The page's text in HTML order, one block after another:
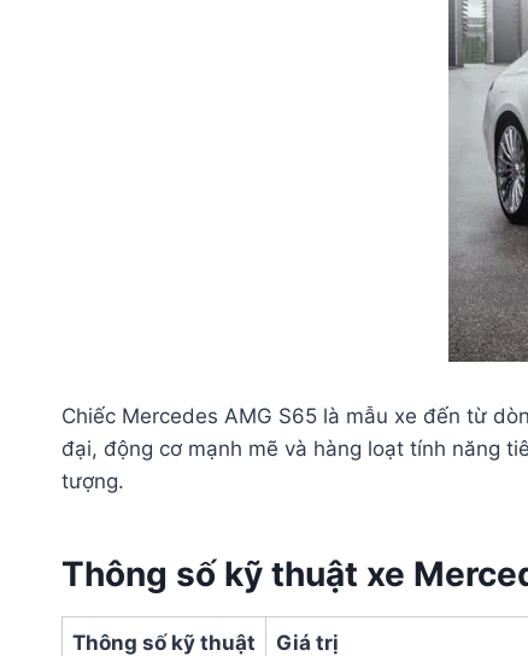
Chiếc Mercedes AMG S65 là mẫu xe đến từ
đại, động cơ mạnh mẽ và hàng loạt tính năng
tượng.
Thông số kỹ thuật xe
Thông số kỹ thuật Giá trị